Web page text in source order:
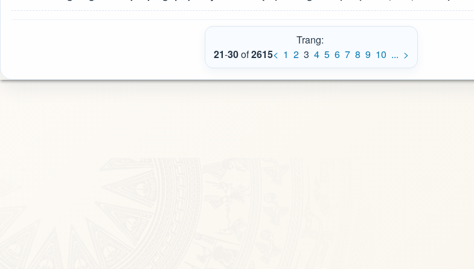
Trang:
21-30of2615< 1 2 3 4 5 6 7 8 9 10 ... >